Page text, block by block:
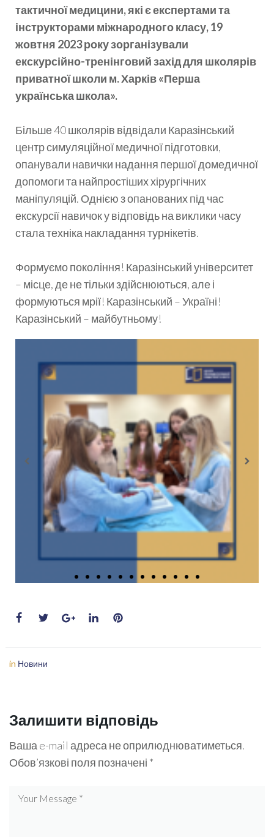
тактичної медицини, які є експертами та
інструкторами міжнародного класу, 19
жовтня 2023 року зорганізували
екскурсійно-тренінговий захід для школярів
приватної школи м. Харків «Перша
українська школа».
Більше 40 школярів відвідали Каразінський
центр симуляційної медичної підготовки,
опанували навички надання першої домедичної
допомоги та найпростіших хірургічних
маніпуляцій. Однією з опанованих під час
екскурсії навичок у відповідь на виклики часу
стала техніка накладання турнікетів.
Формуємо покоління! Каразінський університет
– місце, де не тільки здійснюються, але і
формуються мрії! Каразінський – Україні!
Каразінський – майбутньому!
in Новини
Залишити відповідь
Ваша e-mail адреса не оприлюднюватиметься.
Обов’язкові поля позначені *